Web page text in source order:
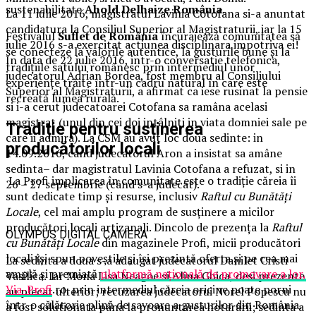
La 11 iulie 2016, magistratul Lavinia Cotofana si-a anuntat
candidatura la Consiliul Superior al Magistraturii, iar la 15
iulie 2016 s-a exercitat actiunea disciplinara impotriva ei!
In data de 22 iulie 2016, intr-o conversatie telefonica,
judecatorul Adrian Bordea, fost membru al Consiliului
Superior al Magistraturii, a afirmat ca iese rusinat la pensie
si i-a cerut judecatoarei Cotofana sa ramâna acelasi
magistrat (unul din cei doi intâlniti in viata domniei sale pe
care ii admira). La CSM au avut loc doua sedinte: in
14.09.2016, cand judecatorul Aron a insistat sa amâne
sedinta– dar magistratul Lavinia Cotofana a refuzat, si in
26 – 27 septembrie (când s-a judecat).
OLYMPUS DIGITAL CAMERA
La sedinta a doua s-a adaugat judecatorul Danilet Cristi
Vasilica. Iar Mona Lisa Neagoe si Alina Ghica, desi prezente
au plecat ulterior; recuzarea judecatorui Norel Popescu nu
a fost solutionata pâna la pronuntarea hotarârii; sedinta a
sustenabilitateAhold Delhaize România.
FestivalulSuflet de Româniaîncurajează comunitatea să
se conecteze la valorile autentice, la gusturile bune și la
tradițiile satului românesc prin intermediul unor
experiențe trăite într-un cadru natural în care este
recreată lumea rurală.
Tradiție pentru susținerea
producătorilor locali
La Profi implicarea în comunitate este o tradiție căreia îi
sunt dedicate timp și resurse, inclusivRaftul cu Bunătăți
Locale, cel mai amplu program de susținere a micilor
producători locali artizanali. Dincolo de prezența laRaftul
cu Bunătăți Localedin magazinele Profi, micii producători
locali își spun poveștile și își prezintă oferta și pe cea mai
amplă și premiatăplatformă națională de promovare a lor,
Via-Profi.ro, prin intermediul căreia oricine poate porni
într-o călătorie plină de savoare a gusturilor din România.